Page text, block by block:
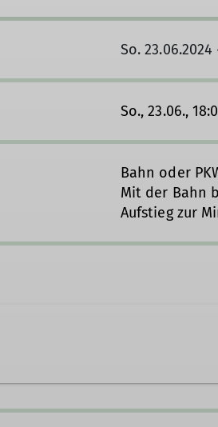
So. 23.06.2024
So., 23.06.,
Bahn oder
Mit der Bahn
Aufstieg zur